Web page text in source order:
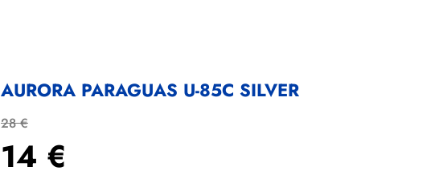
AURORA PARAGUAS U-85C SILVER
28 €
14 €